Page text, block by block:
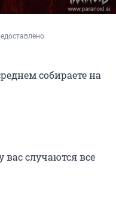
собираете на
случаются все